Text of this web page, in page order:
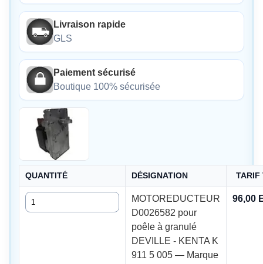
Livraison rapide
GLS
Paiement sécurisé
Boutique 100% sécurisée
QUANTITÉ DÉSIGNATION TARIF
Quantité
MOTOREDUCTEUR
D0026582 pour
poêle à granulé
DEVILLE - KENTA K
911 5 005 — Marque
96,00